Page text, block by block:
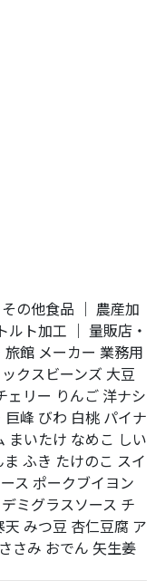
その他食品 ｜ 農産加
ルト加工 ｜ 量販店・
旅館 メーカー 業務用
クスビーンズ 大豆
ェリー りんご 洋ナシ
巨峰 びわ 白桃 パイナ
まいたけ なめこ しい
ふき たけのこ スイ
ス ポークブイヨン
デミグラスソース チ
天 みつ豆 杏仁豆腐 ア
ささみ おでん 矢生姜